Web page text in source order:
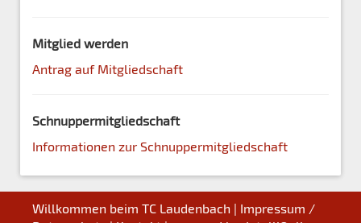
Mitglied werden
Antrag auf Mitgliedschaft
Schnuppermitgliedschaft
Informationen zur Schnuppermitgliedschaft
Willkommen beim TC Laudenbach | Impressum /